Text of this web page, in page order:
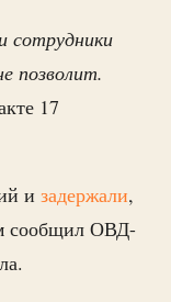
сотрудники
позволит.
17
и задержали,
сообщил ОВД-